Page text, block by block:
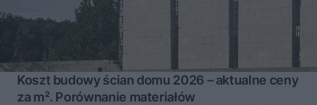
Koszt budowy ścian domu 2026 – aktualne ceny
za m². Porównanie materiałów